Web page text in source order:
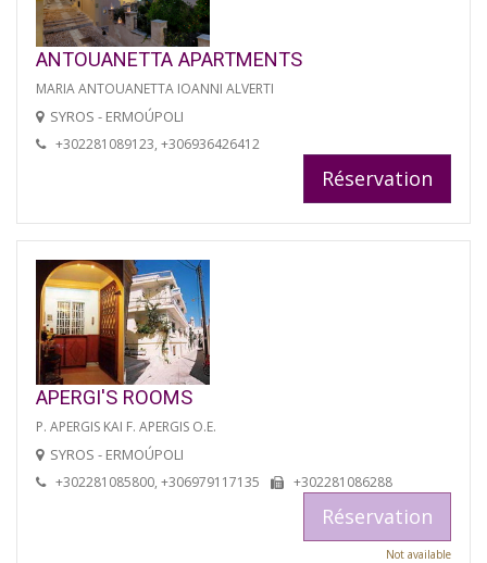
ANTOUANETTA APARTMENTS
MARIA ANTOUANETTA IOANNI ALVERTI
SYROS - ERMOÚPOLI
+302281089123, +306936426412
Réservation
APERGI'S ROOMS
P. APERGIS KAI F. APERGIS O.E.
SYROS - ERMOÚPOLI
+302281085800, +306979117135 +302281086288
Réservation
Not available